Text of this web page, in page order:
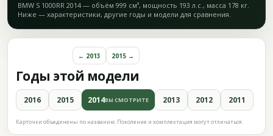
BMW S 1000RR 2014 — объём 999 см³, мощность 193 л.с., масса 178 кг.
Ниже — характеристики, другие годы и модели для сравнения.
Годы этой модели
← 2013 2015 →
2016 2015 2014ВЫ СМОТРИТЕ 2013 2012 2011
Карточки объединены по названию. Поколение и комплектация могут отличаться.